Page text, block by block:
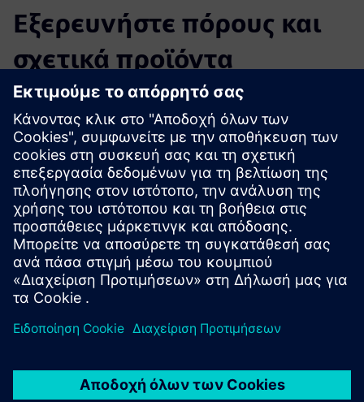
Εξερευνήστε πόρους και
σχετικά προϊόντα
Πρόσθετες πληροφορίες και πόροι
Ιστοσελίδα, πόροι και φόρμες επικοινωνίας του PointGrab
Σελίδα PointGrab LinkedIn
Προαπαιτούμενα
Βασικές απαιτήσεις δικτύου - πρέπει να ανοίξουν μόνο οι
εξερχόμενες θύρες 8883 και 443